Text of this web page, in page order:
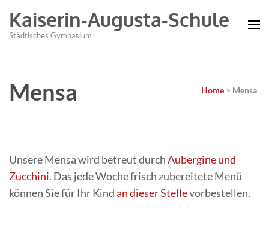
Kaiserin-Augusta-Schule
Städtisches Gymnasium
Mensa Home > Mensa
Unsere Mensa wird betreut durchAubergine und
Zucchini. Das jede Woche frisch zubereitete Menü
können Sie für Ihr Kindan dieser Stellevorbestellen.